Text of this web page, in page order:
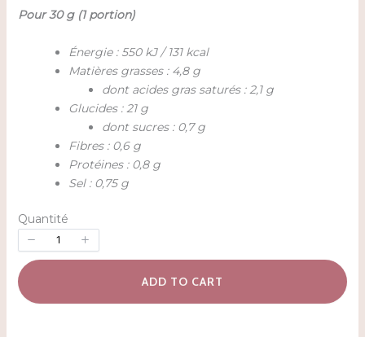
Pour 30 g (1 portion)
Énergie : 550 kJ / 131 kcal
Matières grasses : 4,8 g
dont acides gras saturés : 2,1 g
Glucides : 21 g
dont sucres : 0,7 g
Fibres : 0,6 g
Protéines : 0,8 g
Sel : 0,75 g
Quantité
ADD TO CART